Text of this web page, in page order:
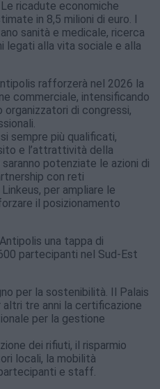
ricadute economiche
in 8,5 milioni di euro. I
sanità e medicale, ricerca
legati alla vita sociale e alla
rafforzerà nel 2026 la
commerciale, intensificando
organizzatori di congressi,
sempre più qualificati,
e l’attrattività della
potenziate le azioni di
con reti
per ampliare le
il posizionamento
una tappa di
partecipanti nel Sud-Est
per la sostenibilità. Il Palais
altri tre anni la certificazione
per la gestione
dei rifiuti, il risparmio
locali, la mobilità
e staff.